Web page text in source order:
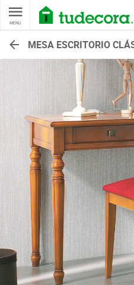
MENU
MESA ESCRITORIO